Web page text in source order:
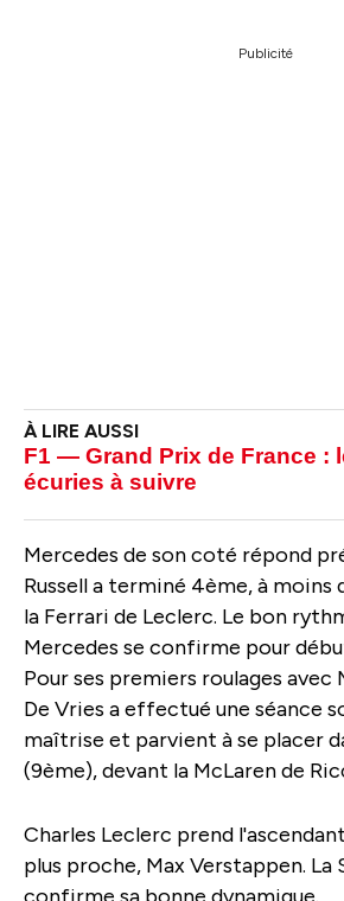
Publicité
F1 — Grand Prix de France :
écuries à suivre
Mercedes de son coté répond
Russell a terminé 4ème, à moins
la Ferrari de Leclerc. Le bon
Mercedes se confirme pour
Pour ses premiers roulages avec
De Vries a effectué une séance
maîtrise et parvient à se placer
(9ème), devant la McLaren de
Charles Leclerc prend
plus proche, Max Verstappen. La